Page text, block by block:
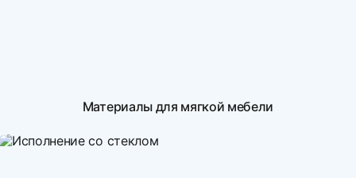
Материалы для мягкой мебели